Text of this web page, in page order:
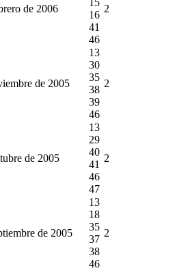
de 2006
16
41
46
2
de 2005
13
30
35
38
39
46
2
de 2005
13
29
40
41
46
47
2
de 2005
13
18
35
37
38
46
2